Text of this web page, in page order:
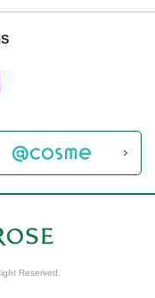
Reserved.